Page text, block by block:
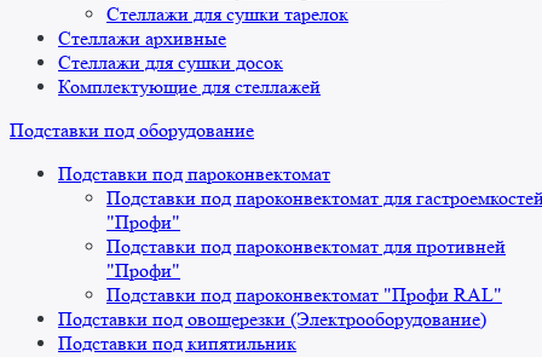
Стеллажи для сушки тарелок
Стеллажи архивные
Стеллажи для сушки досок
Комплектующие для стеллажей
Подставки под оборудование
Подставки под пароконвектомат
Подставки под пароконвектомат для
"Профи"
Подставки под пароконвектомат для противней
"Профи"
Подставки под пароконвектомат "Профи RAL"
Подставки под овощерезки (Электрооборудование)
Подставки под кипятильник